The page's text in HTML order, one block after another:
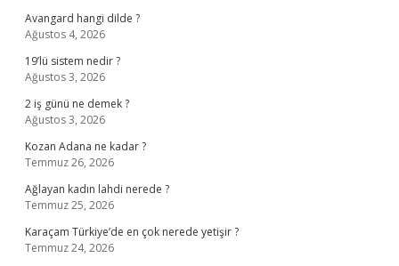
Avangard hangi dilde ?
Ağustos 4, 2026
19’lü sistem nedir ?
Ağustos 3, 2026
2 iş günü ne demek ?
Ağustos 3, 2026
Kozan Adana ne kadar ?
Temmuz 26, 2026
Ağlayan kadın lahdi nerede ?
Temmuz 25, 2026
Karaçam Türkiye’de en çok nerede yetişir ?
Temmuz 24, 2026